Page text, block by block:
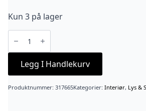
Kun 3 på lager
Lysglass
Krakelert
11,5x13
antallLegg I Handlekurv
Produktnummer: 317665Kategorier: Interiør, Lys &